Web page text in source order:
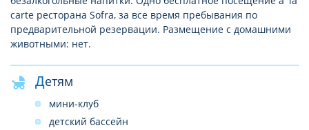
carte ресторана Sofra, за все время пребывания по
предварительной резервации. Размещение с домашними
животными: нет.
Детям
мини-клуб
детский бассейн